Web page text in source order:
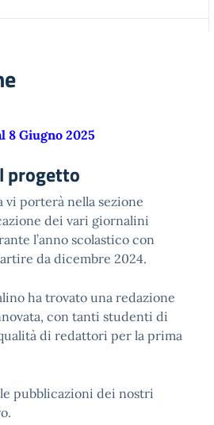
8 Giugno 2025
progetto
vi porterà nella sezione
dei vari giornalini
l’anno scolastico con
da dicembre 2024.
ha trovato una redazione
con tanti studenti di
di redattori per la prima
pubblicazioni dei nostri